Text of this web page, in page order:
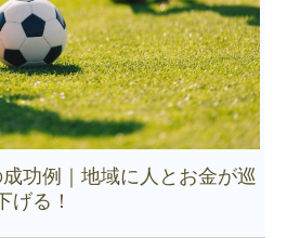
功例｜地域に人とお金が巡
げる！